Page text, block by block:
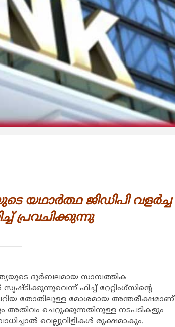
യഥാര്‍ത്ഥ ജിഡിപി വളര്‍ച്ച
പ്രവചിക്കുന്നു
ദുര്‍ബലമായ സാമ്പത്തിക
ഫിച്ച് റേറ്റിംഗ്സിന്‍റെ
തോതിലുള്ള മോശമായ അന്തരീക്ഷമാണ്
അതിവം ചെറുക്കുന്നതിനുള്ള നടപടികളും
വെല്ലുവിളികള്‍ രൂക്ഷമാകും.